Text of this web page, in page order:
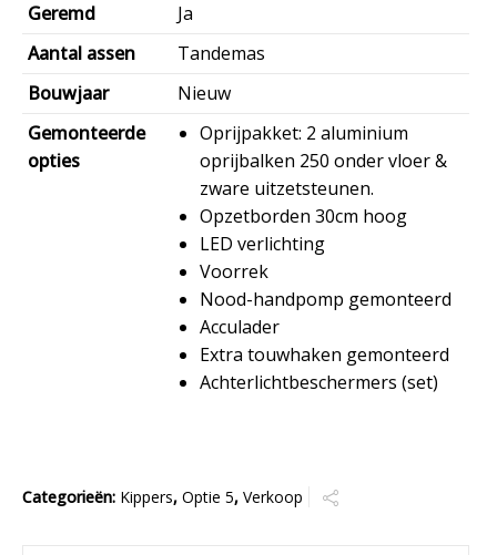
Geremd
Ja
Aantal assen
Tandemas
Bouwjaar
Nieuw
Gemonteerde
opties
Oprijpakket: 2 aluminium
oprijbalken 250 onder vloer &
zware uitzetsteunen.
Opzetborden 30cm hoog
LED verlichting
Voorrek
Nood-handpomp gemonteerd
Acculader
Extra touwhaken gemonteerd
Achterlichtbeschermers (set)
Categorieën: Kippers, Optie 5, Verkoop